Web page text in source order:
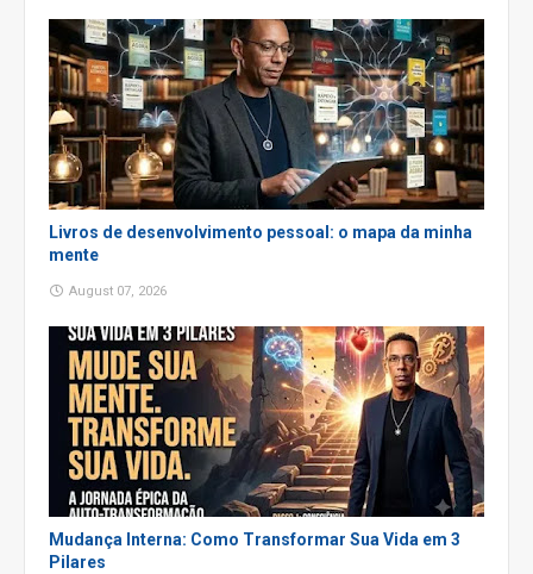
Livros de desenvolvimento pessoal: o mapa da minha
mente
August 07, 2026
Mudança Interna: Como Transformar Sua Vida em 3
Pilares